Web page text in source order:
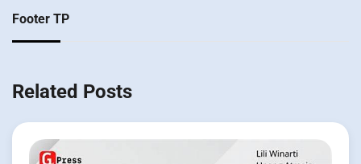
Footer TP
Related Posts